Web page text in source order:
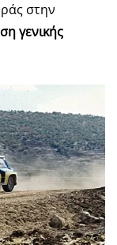
στην
γενικής